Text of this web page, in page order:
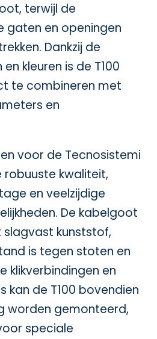
terwijl de
gaten en openingen
Dankzij de
kleuren is de T100
te combineren met
en
voor de Tecnosistemi
robuuste kwaliteit,
en veelzijdige
De kabelgoot
kunststof,
is tegen stoten en
klikverbindingen en
kan de T100 bovendien
worden gemonteerd,
speciale